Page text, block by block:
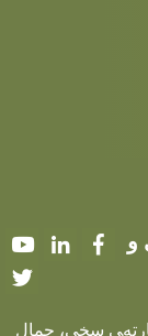
و
YoutubeLinkedIn
سخی، جمال